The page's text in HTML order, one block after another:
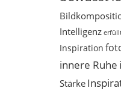
Intelligenz
Inspiration
innere Ruhe
Stärke